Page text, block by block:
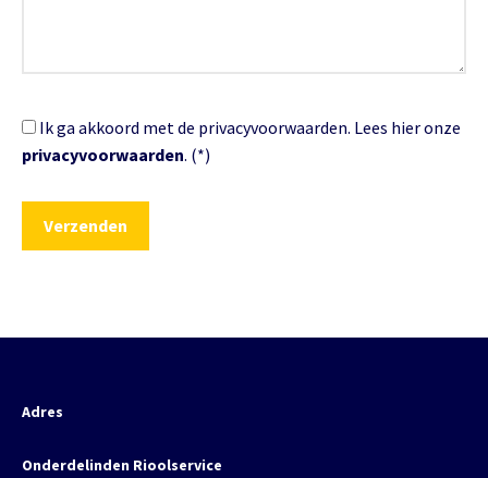
Ik ga akkoord met de privacyvoorwaarden. Lees hier onze
privacyvoorwaarden. (*)
Adres
Onderdelinden Rioolservice